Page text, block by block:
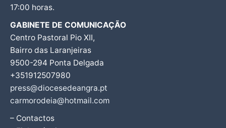
17:00 horas.
GABINETE DE COMUNICAÇÃO
Centro Pastoral Pio XII,
Bairro das Laranjeiras
9500-294 Ponta Delgada
+351912507980
press@diocesedeangra.pt
carmorodeia@hotmail.com
– Contactos